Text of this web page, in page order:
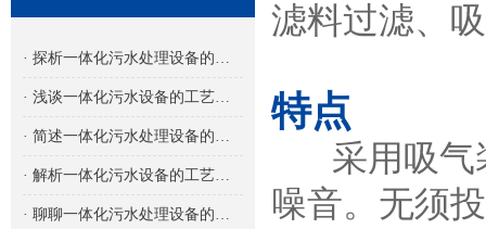
· 探析一体化污水处理设备的多功能集成设计
· 浅谈一体化污水设备的工艺流程
· 简述一体化污水处理设备的设计特点
· 解析一体化污水设备的工艺类型及其应用
· 聊聊一体化污水处理设备的处理量选择与应用
滤料过滤、
特点
采用吸气
噪音。无须